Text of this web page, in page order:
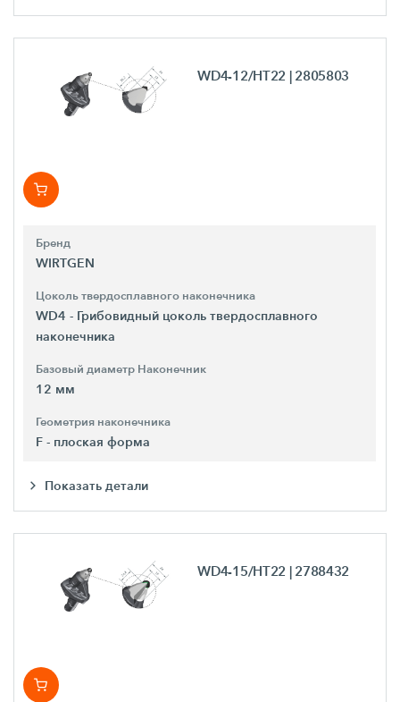
WD4-12/HT22 | 2805803
Бренд
WIRTGEN
Цоколь твердосплавного наконечника
WD4 - Грибовидный цоколь твердосплавного
наконечника
Базовый диаметр Наконечник
12 мм
Геометрия наконечника
F - плоская форма
Показать детали
WD4-15/HT22 | 2788432